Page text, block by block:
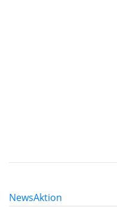
NewsAktion